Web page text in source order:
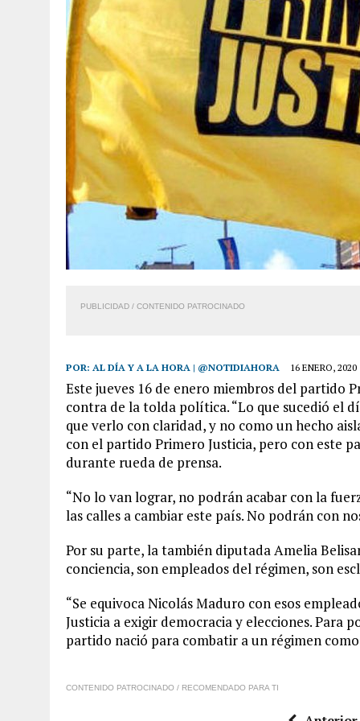
PUBLICIDAD / CONTENIDO PATROCINADO
POR: AL DÍA Y A LA HORA | @NOTIDIAHORA 16 ENERO, 2020
Este jueves 16 de enero miembros del partido
contra de la tolda política. “Lo que sucedió el
que verlo con claridad, y no como un hecho
con el partido Primero Justicia, pero con este
durante rueda de prensa.
“No lo van lograr, no podrán acabar con la
las calles a cambiar este país. No podrán con
Por su parte, la también diputada Amelia
conciencia, son empleados del régimen, son
“Se equivoca Nicolás Maduro con esos
Justicia a exigir democracia y elecciones. Para
partido nació para combatir a un régimen
CONTENIDO PATROCINADO / RECOMENDADO PARA TI